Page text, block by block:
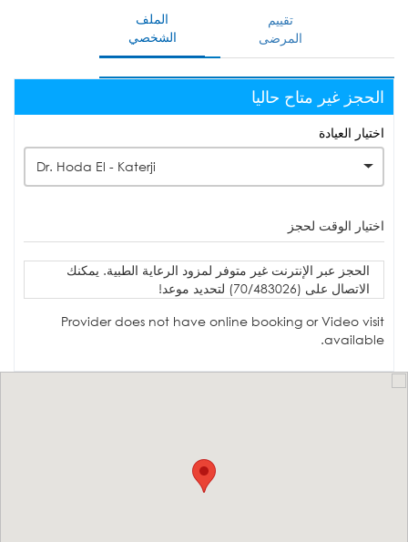
الملف
الشخصي
تقييم
المرضى
الحجز غير متاح حاليا
اختيار العيادة
Dr. Hoda El - Katerji
اختيار الوقت لحجز
الحجز عبر الإنترنت غير متوفر لمزود الرعاية الطبية. يمكنك
الاتصال على (70/483026) لتحديد موعد!
Provider does not have online booking or Video visit
available.